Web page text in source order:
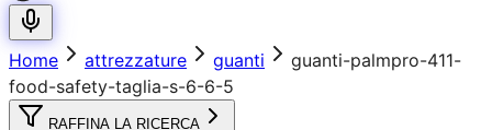
Home attrezzature guanti
guanti-palmpro-411-
food-safety-taglia-s-6-6-5
RAFFINA LA RICERCA